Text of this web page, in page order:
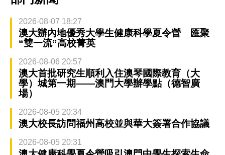
2026-08-07 18:27
澳大辦內地優秀大學生健康科學夏令營 匯聚
“雙一流”高校菁英
2026-08-06 20:57
澳大首批研究生順利入住澳琴國際教育（大
學）城第一期——澳門大學辦學點（德智廣
場）
2026-08-05 20:34
澳大校長訪問福州高校並與華大簽署合作協議
2026-08-05 20:31